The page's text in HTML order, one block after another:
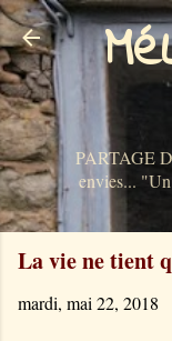
PARTAGE
envies...
La vie ne tient
mardi, mai 22, 2018